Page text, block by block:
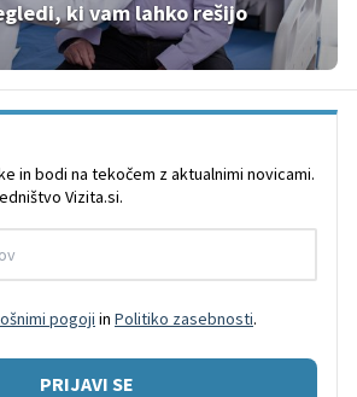
ki vam lahko rešijo
in bodi na tekočem z aktualnimi novicami.
Vizita.si.
pogoji in Politiko zasebnosti.
PRIJAVI SE